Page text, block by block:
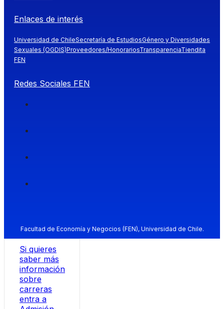
Enlaces de interés
Universidad de ChileSecretaría de EstudiosGénero y Diversidades
Sexuales (OGDIS)Proveedores/HonorariosTransparenciaTiendita
FEN
Redes Sociales FEN
Facultad de Economía y Negocios (FEN), Universidad de Chile.
Si quieres
saber más
información
sobre
carreras
entra a